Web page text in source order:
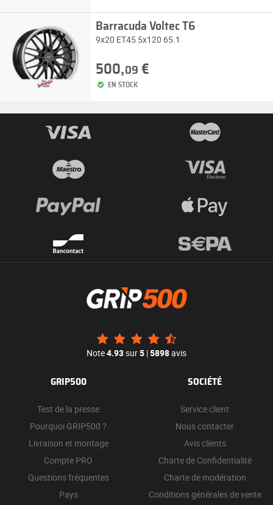
Barracuda Voltec T6
9x20 ET45 5x120 65.1
500,09 €
EN STOCK
Note4.93sur5 |5898avis
GRIP500
Test de la presse
Pourquoi GRIP500 ?
Livraison et montage
Compte PRO
Questions fréquentes
Pays
SOCIÉTÉ
Service client
Nous contacter
Avis clients
Charte de Confidentialité
Charte de modération
Conditions générales de vente